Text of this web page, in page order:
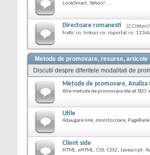
LookSmart, Yahoo!, ...
Directoare romanesti
(2 Cititori)
trafic.ro, linkuri.ro, roportal.ro,
Metode de promovare, resurse,
Discutii despre diferitele modalitati de
Metode de promovare, Analiza
Alte metode de promovare decat
Utile
Adaugare link, monitorizare,
Client side
HTML, xHTML, CSS, CSS2,